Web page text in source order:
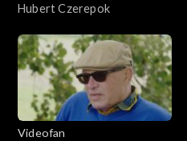
Hubert Czerepok
Videofan